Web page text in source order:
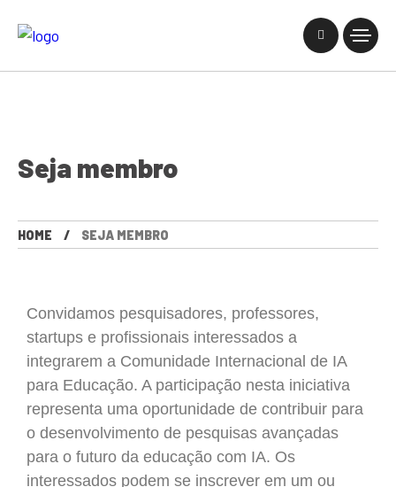
Seja membro
HOME SEJA MEMBRO
Convidamos pesquisadores, professores,
startups e profissionais interessados a
integrarem a Comunidade Internacional de IA
para Educação. A participação nesta iniciativa
representa uma oportunidade de contribuir para
o desenvolvimento de pesquisas avançadas
para o futuro da educação com IA. Os
interessados podem se inscrever em um ou